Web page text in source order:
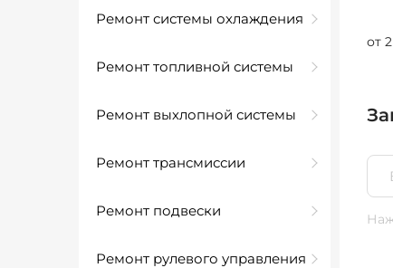
Ремонт системы охлаждения
Ремонт топливной системы
Ремонт выхлопной системы
Ремонт трансмиссии
Ремонт подвески
Ремонт рулевого управления
от